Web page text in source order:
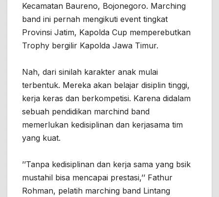
Kecamatan Baureno, Bojonegoro. Marching
band ini pernah mengikuti event tingkat
Provinsi Jatim, Kapolda Cup memperebutkan
Trophy bergilir Kapolda Jawa Timur.
Nah, dari sinilah karakter anak mulai
terbentuk. Mereka akan belajar disiplin tinggi,
kerja keras dan berkompetisi. Karena didalam
sebuah pendidikan marchind band
memerlukan kedisiplinan dan kerjasama tim
yang kuat.
’’Tanpa kedisiplinan dan kerja sama yang bsik
mustahil bisa mencapai prestasi,’’ Fathur
Rohman, pelatih marching band Lintang